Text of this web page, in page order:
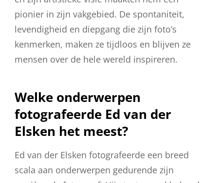
pionier in zijn vakgebied. De spontaniteit,
levendigheid en diepgang die zijn foto’s
kenmerken, maken ze tijdloos en blijven ze
mensen over de hele wereld inspireren.
Welke onderwerpen
fotografeerde Ed van der
Elsken het meest?
Ed van der Elsken fotografeerde een breed
scala aan onderwerpen gedurende zijn